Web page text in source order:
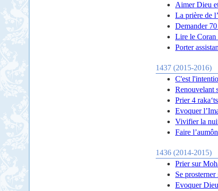
Aimer Dieu
La prière de
Demander
Lire le Coran
Porter
1437 (2015-2016)
C'est
Renouvelant
Prier 4
Evoquer
Vivifier la
Faire
1436 (2014-2015)
Prier sur
Se
Evoquer